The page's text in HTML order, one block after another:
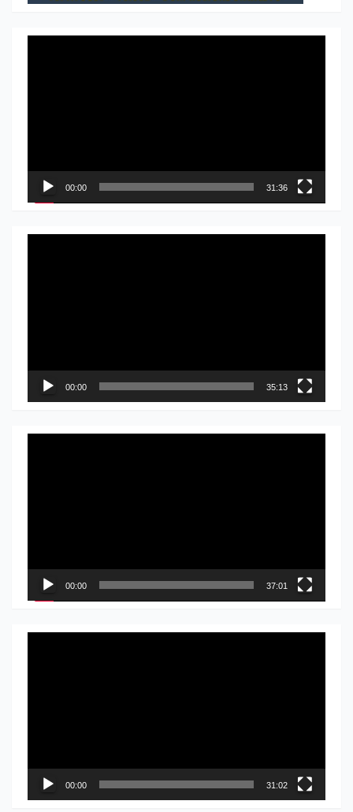
00:00 31:36
00:00 35:13
00:00 37:01
00:00 31:02